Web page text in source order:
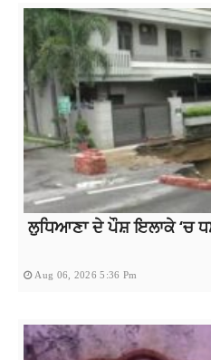
ਲੁਧਿਆਣਾ ਦੇ ਪੌਸ਼ ਇਲਾਕੇ ‘ਚ
Aug 06, 2026 5:36 Pm